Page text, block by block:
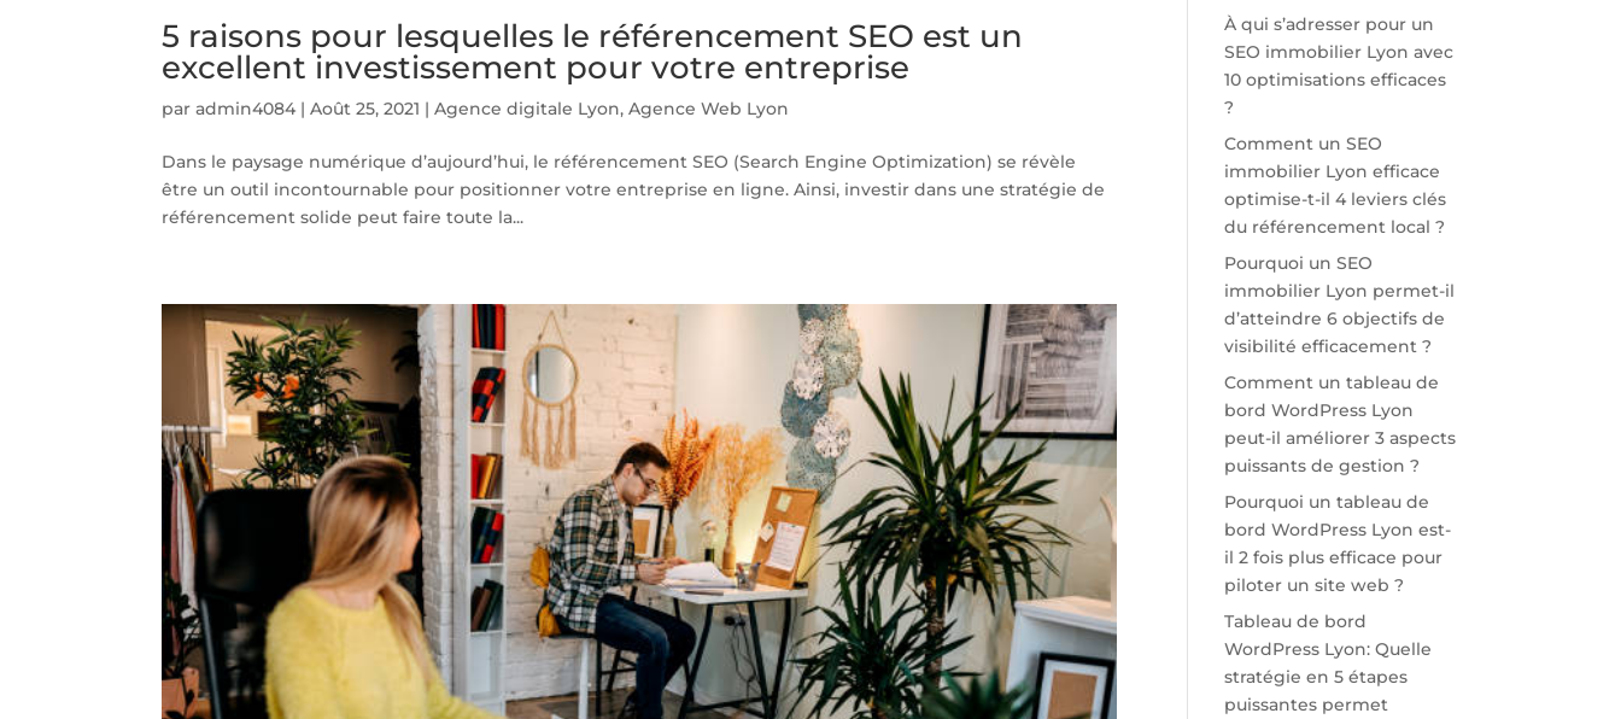
5 raisons pour lesquelles le référencement SEO est un
excellent investissement pour votre entreprise
paradmin4084 |Août 25, 2021 |Agence digitale Lyon,Agence Web Lyon
Dans le paysage numérique d’aujourd’hui, le référencement SEO (Search Engine Optimization) se révèle
être un outil incontournable pour positionner votre entreprise en ligne. Ainsi, investir dans une stratégie de
référencement solide peut faire toute la...
À qui s’adresser pour un
SEO immobilier Lyon avec
10 optimisations efficaces
?
Comment un SEO
immobilier Lyon efficace
optimise-t-il 4 leviers clés
du référencement local ?
Pourquoi un SEO
immobilier Lyon permet-il
d’atteindre 6 objectifs de
visibilité efficacement ?
Comment un tableau de
bord WordPress Lyon
peut-il améliorer 3 aspects
puissants de gestion ?
Pourquoi un tableau de
bord WordPress Lyon est-
il 2 fois plus efficace pour
piloter un site web ?
Tableau de bord
WordPress Lyon: Quelle
stratégie en 5 étapes
puissantes permet